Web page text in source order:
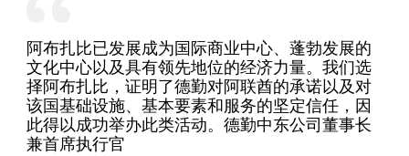
阿布扎比已发展成为国际商业中心、蓬勃发展的
文化中心以及具有领先地位的经济力量。我们选
择阿布扎比，证明了德勤对阿联酋的承诺以及对
该国基础设施、基本要素和服务的坚定信任，因
此得以成功举办此类活动。德勤中东公司董事长
兼首席执行官